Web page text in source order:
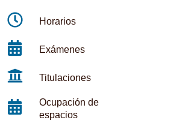
Horarios
Exámenes
Titulaciones
Ocupación de
espacios